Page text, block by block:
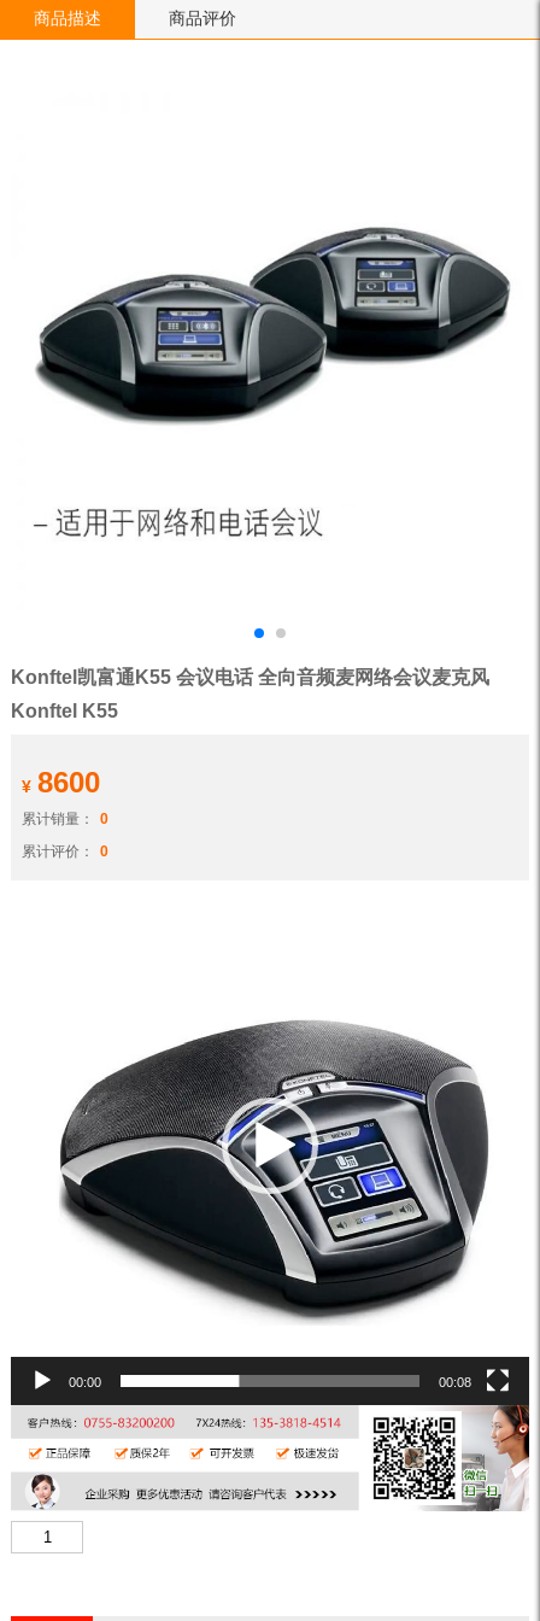
Konftel凯富通K55 会议电话 全向音频麦网络会议麦克风
Konftel K55
¥ 8600
累计销量：
0
累计评价：
0
00:00 00:08
商品描述 商品评价